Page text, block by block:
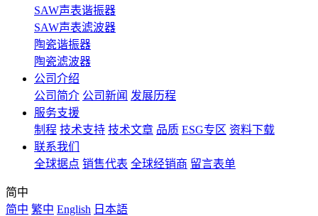
SAW声表谐振器
SAW声表滤波器
陶瓷谐振器
陶瓷滤波器
公司介绍
公司简介 公司新闻 发展历程
服务支援
制程 技术支持 技术文章 品质 ESG专区 资料下载
联系我们
全球据点 销售代表 全球经销商 留言表单
简中
简中 繁中 English 日本語